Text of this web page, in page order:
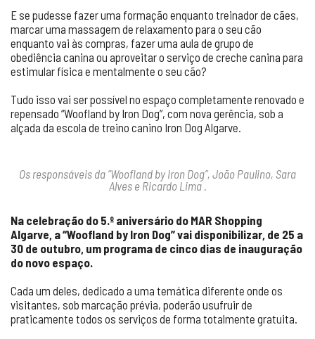
E se pudesse fazer uma formação enquanto treinador de cães,
marcar uma massagem de relaxamento para o seu cão
enquanto vai às compras, fazer uma aula de grupo de
obediência canina ou aproveitar o serviço de creche canina para
estimular física e mentalmente o seu cão?
Tudo isso vai ser possível no espaço completamente renovado e
repensado “Woofland by Iron Dog”, com nova gerência, sob a
alçada da escola de treino canino Iron Dog Algarve.
Os responsáveis da “Woofland by Iron Dog”, João Paulino, Sara
Alves e Ricardo Lima .
Na celebração do 5.º aniversário do MAR Shopping
Algarve, a “Woofland by Iron Dog” vai disponibilizar, de 25 a
30 de outubro, um programa de cinco dias de inauguração
do novo espaço.
Cada um deles, dedicado a uma temática diferente onde os
visitantes, sob marcação prévia, poderão usufruir de
praticamente todos os serviços de forma totalmente gratuita.